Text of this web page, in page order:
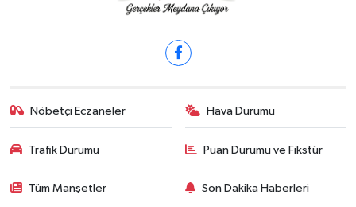
Nöbetçi Eczaneler Hava Durumu
Trafik Durumu Puan Durumu ve Fikstür
Tüm Manşetler Son Dakika Haberleri